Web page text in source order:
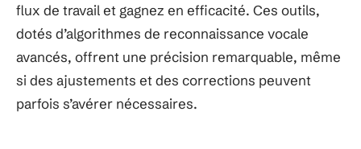
flux de travail et gagnez en efficacité. Ces outils,
dotés d’algorithmes de reconnaissance vocale
avancés, offrent une précision remarquable, même
si des ajustements et des corrections peuvent
parfois s’avérer nécessaires.